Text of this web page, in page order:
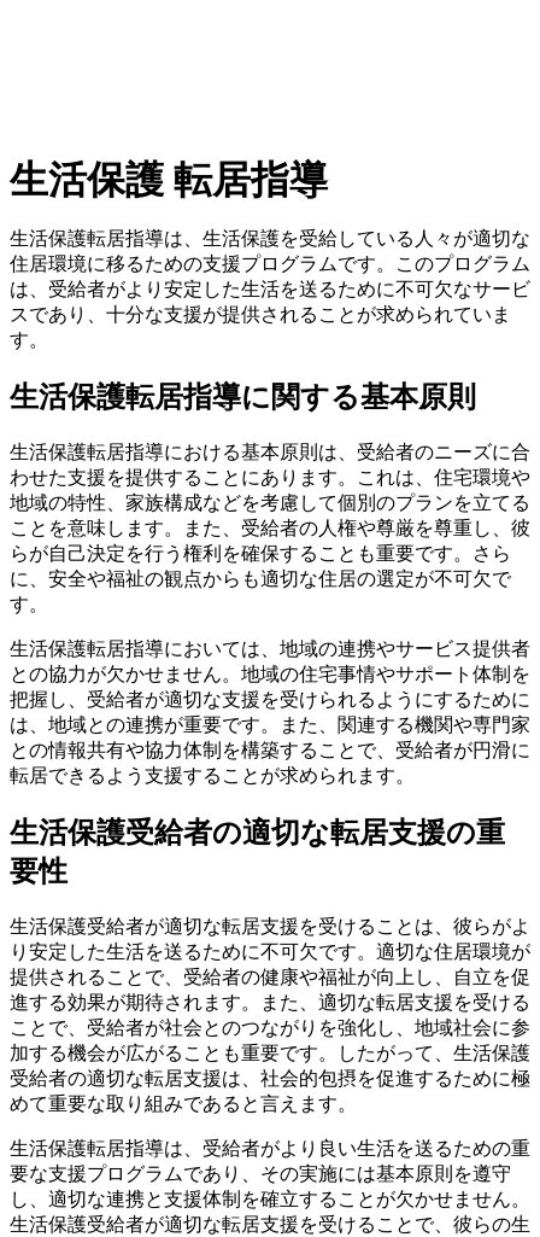
生活保護 転居指導
生活保護転居指導は、生活保護を受給している人々が適切な
住居環境に移るための支援プログラムです。このプログラム
は、受給者がより安定した生活を送るために不可欠なサービ
スであり、十分な支援が提供されることが求められていま
す。
生活保護転居指導に関する基本原則
生活保護転居指導における基本原則は、受給者のニーズに合
わせた支援を提供することにあります。これは、住宅環境や
地域の特性、家族構成などを考慮して個別のプランを立てる
ことを意味します。また、受給者の人権や尊厳を尊重し、彼
らが自己決定を行う権利を確保することも重要です。さら
に、安全や福祉の観点からも適切な住居の選定が不可欠で
す。
生活保護転居指導においては、地域の連携やサービス提供者
との協力が欠かせません。地域の住宅事情やサポート体制を
把握し、受給者が適切な支援を受けられるようにするために
は、地域との連携が重要です。また、関連する機関や専門家
との情報共有や協力体制を構築することで、受給者が円滑に
転居できるよう支援することが求められます。
生活保護受給者の適切な転居支援の重
要性
生活保護受給者が適切な転居支援を受けることは、彼らがよ
り安定した生活を送るために不可欠です。適切な住居環境が
提供されることで、受給者の健康や福祉が向上し、自立を促
進する効果が期待されます。また、適切な転居支援を受ける
ことで、受給者が社会とのつながりを強化し、地域社会に参
加する機会が広がることも重要です。したがって、生活保護
受給者の適切な転居支援は、社会的包摂を促進するために極
めて重要な取り組みであると言えます。
生活保護転居指導は、受給者がより良い生活を送るための重
要な支援プログラムであり、その実施には基本原則を遵守
し、適切な連携と支援体制を確立することが欠かせません。
生活保護受給者が適切な転居支援を受けることで、彼らの生